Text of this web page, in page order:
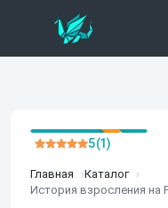
Главная
Каталог
История взросления на
5 (1)